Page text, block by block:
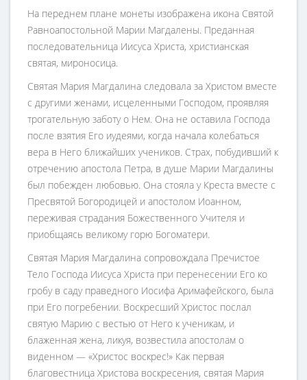
На переднем плане монеты изображена икона Святой
Равноапостольной Марии Магдалены. Преданная
последовательница Иисуса Христа, христианская
святая, мироносица.
Святая Мария Магдалина следовала за Христом вместе
с другими женами, исцеленными Господом, проявляя
трогательную заботу о Нем. Она не оставила Господа
после взятия Его иудеями, когда начала колебаться
вера в Него ближайших учеников. Страх, побудивший к
отречению апостола Петра, в душе Марии Магдалины
был побежден любовью. Она стояла у Креста вместе с
Пресвятой Богородицей и апостолом Иоанном,
переживая страдания Божественного Учителя и
приобщаясь великому горю Богоматери.
Святая Мария Магдалина сопровождала Пречистое
Тело Господа Иисуса Христа при перенесении Его ко
гробу в саду праведного Иосифа Аримафейского, была
при Его погребении. Воскресший Христос послал
святую Марию с вестью от Него к ученикам, и
блаженная жена, ликуя, возвестила апостолам о
виденном — «Христос воскрес!» Как первая
благовестница Христова воскресения, святая Мария